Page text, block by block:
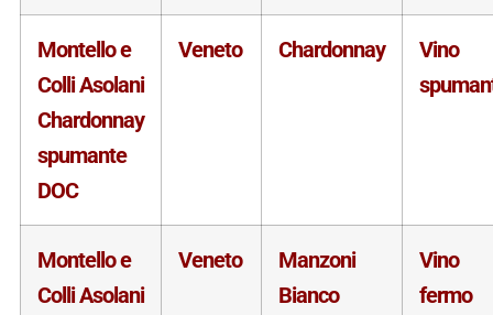
Montello e
Colli Asolani
Chardonnay
spumante
DOC
Veneto Chardonnay
Vino
Montello e
Colli Asolani
Veneto
Manzoni
Bianco
Vino
fermo